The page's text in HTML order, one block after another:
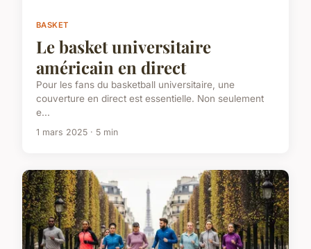
BASKET
Le basket universitaire
américain en direct
Pour les fans du basketball universitaire, une
couverture en direct est essentielle. Non seulement
e...
1 mars 2025 · 5 min